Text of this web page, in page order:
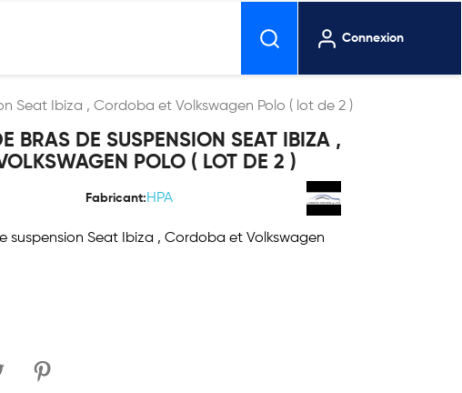
Connexion
Seat Ibiza , Cordoba et Volkswagen Polo ( lot de 2 )
BRAS DE SUSPENSION SEAT IBIZA ,
POLO ( LOT DE 2 )
Fabricant: HPA
suspension Seat Ibiza , Cordoba et Volkswagen